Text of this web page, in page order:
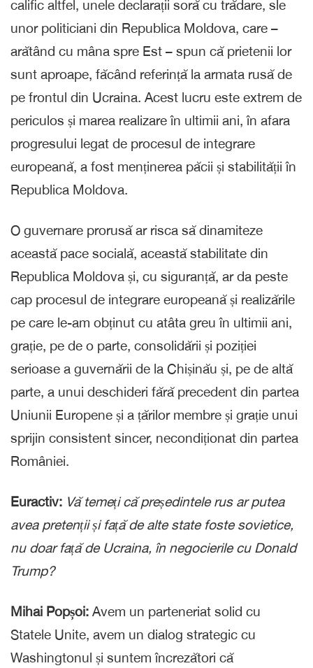
calific altfel, unele declarații soră cu trădare, sle
unor politiciani din Republica Moldova, care –
arătând cu mâna spre Est – spun că prietenii lor
sunt aproape, făcând referință la armata rusă de
pe frontul din Ucraina. Acest lucru este extrem de
periculos și marea realizare în ultimii ani, în afara
progresului legat de procesul de integrare
europeană, a fost menținerea păcii și stabilității în
Republica Moldova.
O guvernare prorusă ar risca să dinamiteze
această pace socială, această stabilitate din
Republica Moldova și, cu siguranță, ar da peste
cap procesul de integrare europeană și realizările
pe care le-am obținut cu atâta greu în ultimii ani,
grație, pe de o parte, consolidării și poziției
serioase a guvernării de la Chișinău și, pe de altă
parte, a unui deschideri fără precedent din partea
Uniunii Europene și a țărilor membre și grație unui
sprijin consistent sincer, necondiționat din partea
României.
Euractiv: Vă temeți că președintele rus ar putea
avea pretenții și față de alte state foste sovietice,
nu doar față de Ucraina, în negocierile cu Donald
Trump?
Mihai Popșoi: Avem un parteneriat solid cu
Statele Unite, avem un dialog strategic cu
Washingtonul și suntem încrezători că